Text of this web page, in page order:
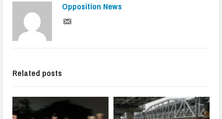
Opposition News
Related posts